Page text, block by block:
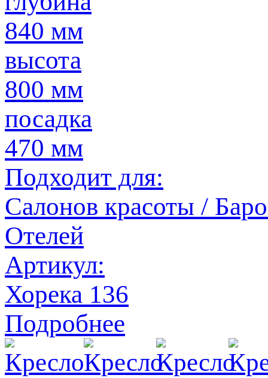
840 мм
высота
800 мм
посадка
470 мм
Подходит для:
Салонов красоты /
Отелей
Артикул:
Хорека 136
Подробнее